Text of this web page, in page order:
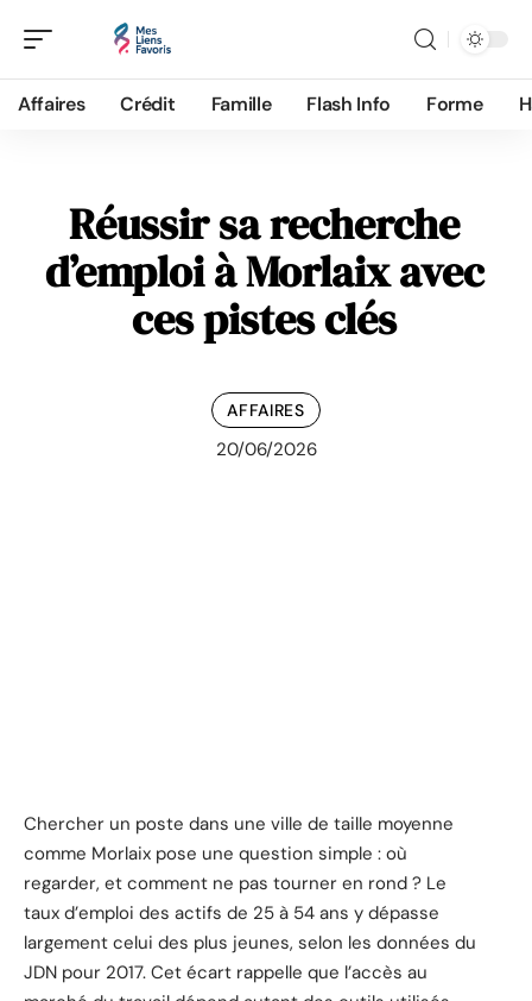
Affaires Crédit Famille Flash Info Forme
Réussir sa recherche
d’emploi à Morlaix avec
ces pistes clés
AFFAIRES
20/06/2026
Chercher un poste dans une ville de taille moyenne
comme Morlaix pose une question simple : où
regarder, et comment ne pas tourner en rond ? Le
taux d’emploi des actifs de 25 à 54 ans y dépasse
largement celui des plus jeunes, selon les données du
JDN pour 2017. Cet écart rappelle que l’accès au